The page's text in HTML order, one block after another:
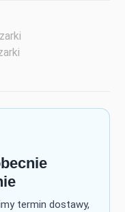
termin dostawy,